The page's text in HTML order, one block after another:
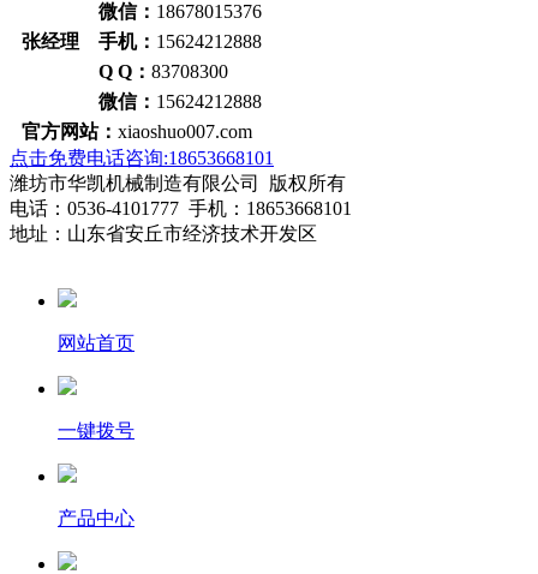
微信： 18678015376
张经理 手机： 15624212888
Q Q： 83708300
微信： 15624212888
官方网站： xiaoshuo007.com
点击免费电话咨询:18653668101
潍坊市华凯机械制造有限公司 版权所有
电话：0536-4101777 手机：18653668101
地址：山东省安丘市经济技术开发区
网站首页
一键拨号
产品中心